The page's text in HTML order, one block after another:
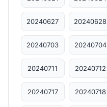
20240627 20240628
20240703 20240704
20240711 20240712
20240717 20240718